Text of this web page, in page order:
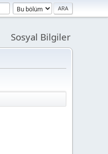
Sosyal Bilgiler